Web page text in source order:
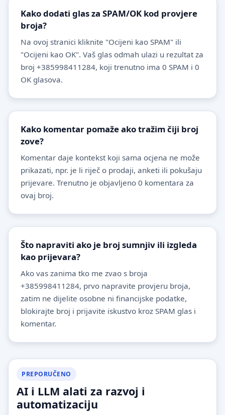
Kako dodati glas za SPAM/OK kod provjere
broja?
Na ovoj stranici kliknite "Ocijeni kao SPAM" ili
"Ocijeni kao OK". Vaš glas odmah ulazi u rezultat za
broj +385998411284, koji trenutno ima 0 SPAM i 0
OK glasova.
Kako komentar pomaže ako tražim čiji broj
zove?
Komentar daje kontekst koji sama ocjena ne može
prikazati, npr. je li riječ o prodaji, anketi ili pokušaju
prijevare. Trenutno je objavljeno 0 komentara za
ovaj broj.
Što napraviti ako je broj sumnjiv ili izgleda
kao prijevara?
Ako vas zanima tko me zvao s broja
+385998411284, prvo napravite provjeru broja,
zatim ne dijelite osobne ni financijske podatke,
blokirajte broj i prijavite iskustvo kroz SPAM glas i
komentar.
PREPORUČENO
AI i LLM alati za razvoj i
automatizaciju